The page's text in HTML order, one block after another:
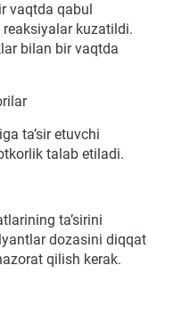
vaqtda qabul
kuzatildi.
bilan bir vaqtda
ta’sir etuvchi
talab etiladi.
ta’sirini
dozasini diqqat
qilish kerak.